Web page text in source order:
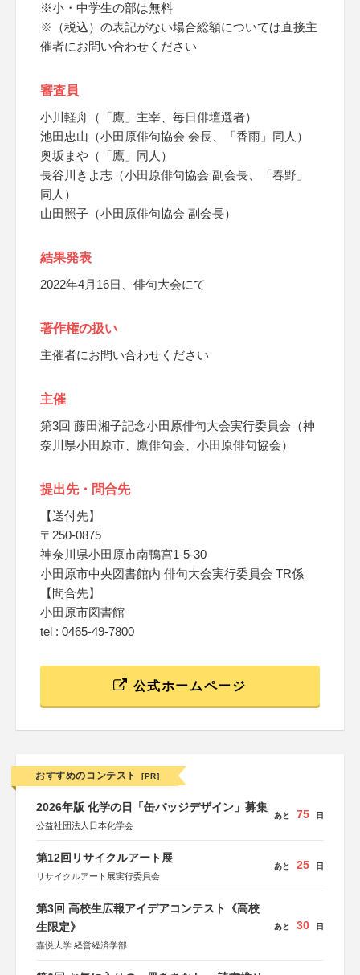
※小・中学生の部は無料
※（税込）の表記がない場合総額については直接主
催者にお問い合わせください
審査員
小川軽舟（「鷹」主宰、毎日俳壇選者）
池田忠山（小田原俳句協会 会長、「香雨」同人）
奥坂まや（「鷹」同人）
長谷川きよ志（小田原俳句協会 副会長、「春野」
同人）
山田照子（小田原俳句協会 副会長）
結果発表
2022年4月16日、俳句大会にて
著作権の扱い
主催者にお問い合わせください
主催
第3回 藤田湘子記念小田原俳句大会実行委員会（神
奈川県小田原市、鷹俳句会、小田原俳句協会）
提出先・問合先
【送付先】
〒250-0875
神奈川県小田原市南鴨宮1-5-30
小田原市中央図書館内 俳句大会実行委員会 TR係
【問合先】
小田原市図書館
tel : 0465-49-7800
公式ホームページ
おすすめのコンテスト [PR]
2026年版 化学の日「缶バッジデザイン」募集
公益社団法人日本化学会
あと 75 日
第12回リサイクルアート展
リサイクルアート展実行委員会
あと 25 日
第3回 高校生広報アイデアコンテスト《高校
生限定》
嘉悦大学 経営経済学部
あと 30 日